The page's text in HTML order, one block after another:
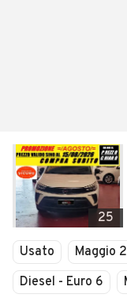
25
Usato Maggio
Diesel - Euro 6